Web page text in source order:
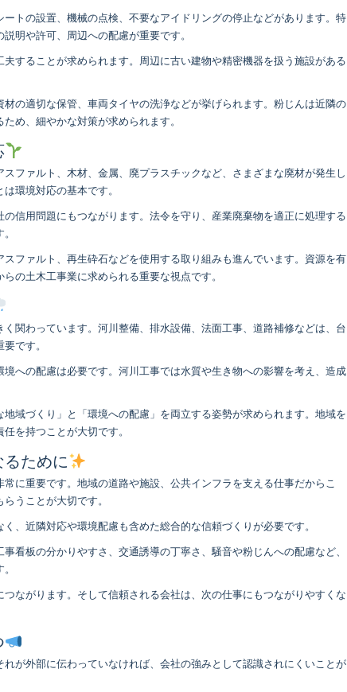
トの設置、機械の点検、不要なアイドリングの停止などがあります。特
明や許可、周辺への配慮が重要です。
することが求められます。周辺に古い建物や精密機器を扱う施設がある
の適切な保管、車両タイヤの洗浄などが挙げられます。粉じんは近隣の
め、細やかな対策が求められます。
ファルト、木材、金属、廃プラスチックなど、さまざまな廃材が発生し
環境対応の基本です。
信用問題にもつながります。法令を守り、産業廃棄物を適正に処理する
ファルト、再生砕石などを使用する取り組みも進んでいます。資源を有
の土木工事業に求められる重要な視点です。
関わっています。河川整備、排水設備、法面工事、道路補修などは、台
です。
への配慮は必要です。河川工事では水質や生き物への影響を考え、造成
域づくり」と「環境への配慮」を両立する姿勢が求められます。地域を
を持つことが大切です。
ために
に重要です。地域の道路や施設、公共インフラを支える仕事だからこ
うことが大切です。
、近隣対応や環境配慮も含めた総合的な信頼づくりが必要です。
看板の分かりやすさ、交通誘導の丁寧さ、騒音や粉じんへの配慮など、
ながります。そして信頼される会社は、次の仕事にもつながりやすくな
が外部に伝わっていなければ、会社の強みとして認識されにくいことが